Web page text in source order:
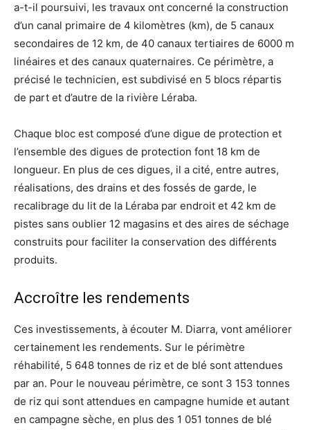
a-t-il poursuivi, les travaux ont concerné la construction
d’un canal primaire de 4 kilomètres (km), de 5 canaux
secondaires de 12 km, de 40 canaux tertiaires de 6000 m
linéaires et des canaux quaternaires. Ce périmètre, a
précisé le technicien, est subdivisé en 5 blocs répartis
de part et d’autre de la rivière Léraba.
Chaque bloc est composé d’une digue de protection et
l’ensemble des digues de protection font 18 km de
longueur. En plus de ces digues, il a cité, entre autres,
réalisations, des drains et des fossés de garde, le
recalibrage du lit de la Léraba par endroit et 42 km de
pistes sans oublier 12 magasins et des aires de séchage
construits pour faciliter la conservation des différents
produits.
Accroître les rendements
Ces investissements, à écouter M. Diarra, vont améliorer
certainement les rendements. Sur le périmètre
réhabilité, 5 648 tonnes de riz et de blé sont attendues
par an. Pour le nouveau périmètre, ce sont 3 153 tonnes
de riz qui sont attendues en campagne humide et autant
en campagne sèche, en plus des 1 051 tonnes de blé